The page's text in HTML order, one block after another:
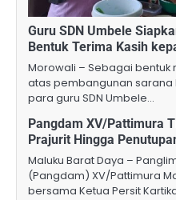
Guru SDN Umbele
Bentuk Terima Kasih
Morowali – Sebagai bentuk
atas pembangunan sarana
para guru SDN Umbele…
Pangdam XV/Pattimura
Prajurit Hingga
Maluku Barat Daya –
(Pangdam) XV/Pattimura
bersama Ketua Persit